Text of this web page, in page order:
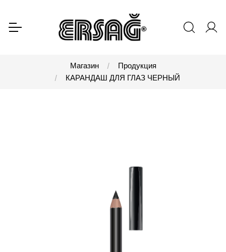
Магазин
Продукция
КАРАНДАШ ДЛЯ ГЛАЗ ЧЕРНЫЙ